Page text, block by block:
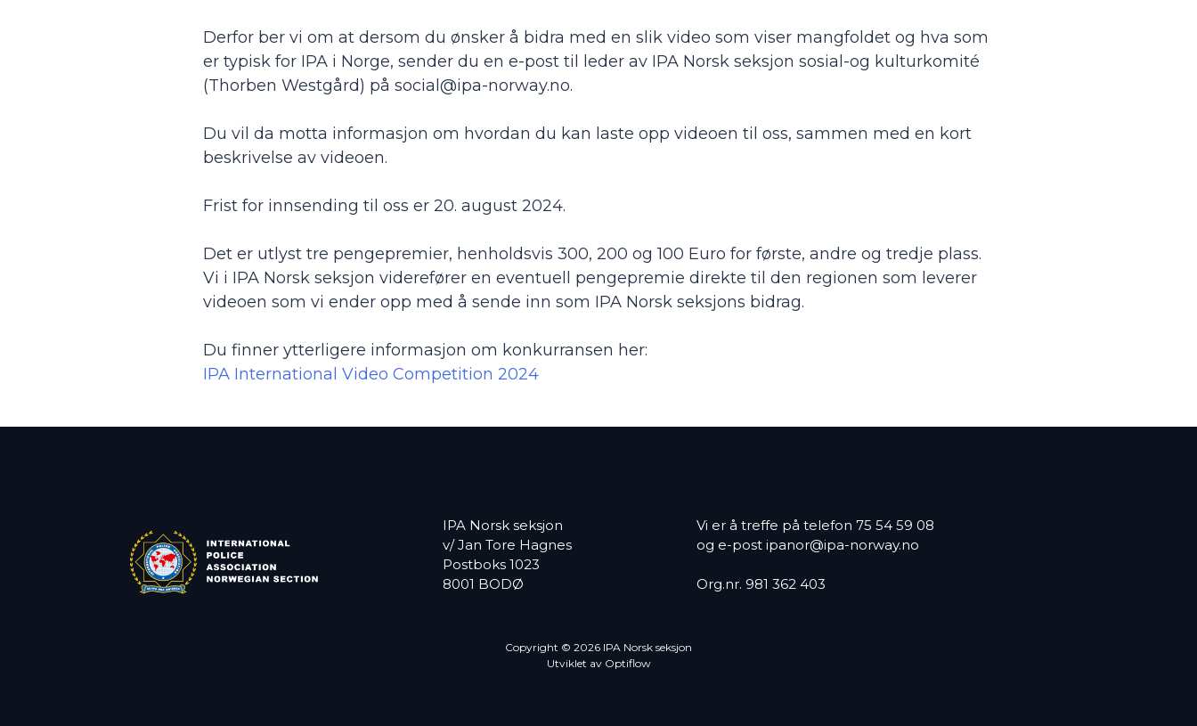
Derfor ber vi om at dersom du ønsker å bidra med en slik video som viser mangfoldet og hva som
er typisk for IPA i Norge, sender du en e-post til leder av IPA Norsk seksjon sosial-og kulturkomité
(Thorben Westgård) på social@ipa-norway.no.
Du vil da motta informasjon om hvordan du kan laste opp videoen til oss, sammen med en kort
beskrivelse av videoen.
Frist for innsending til oss er 20. august 2024.
Det er utlyst tre pengepremier, henholdsvis 300, 200 og 100 Euro for første, andre og tredje plass.
Vi i IPA Norsk seksjon viderefører en eventuell pengepremie direkte til den regionen som leverer
videoen som vi ender opp med å sende inn som IPA Norsk seksjons bidrag.
Du finner ytterligere informasjon om konkurransen her:
IPA International Video Competition 2024
IPA Norsk seksjon
v/ Jan Tore Hagnes
Postboks 1023
8001 BODØ
Vi er å treffe på telefon 75 54 59 08
og e-post ipanor@ipa-norway.no
Org.nr. 981 362 403
Copyright © 2026 IPA Norsk seksjon
Utviklet av Optiflow